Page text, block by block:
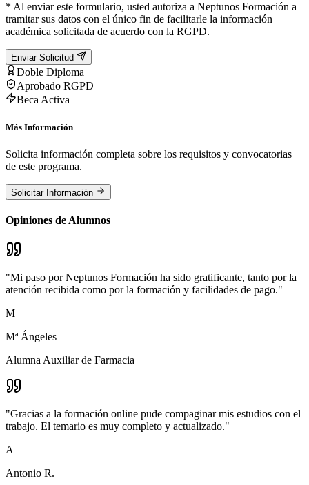
* Al enviar este formulario, usted autoriza a Neptunos Formación a
tramitar sus datos con el único fin de facilitarle la información
académica solicitada de acuerdo con la RGPD.
Enviar Solicitud
Doble Diploma
Aprobado RGPD
Beca Activa
Más Información
Solicita información completa sobre los requisitos y convocatorias
de este programa.
Solicitar Información
Opiniones de Alumnos
"Mi paso por Neptunos Formación ha sido gratificante, tanto por la
atención recibida como por la formación y facilidades de pago."
M
Mª Ángeles
Alumna Auxiliar de Farmacia
"Gracias a la formación online pude compaginar mis estudios con el
trabajo. El temario es muy completo y actualizado."
A
Antonio R.